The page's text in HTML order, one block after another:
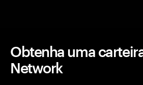
Obtenha uma
Network